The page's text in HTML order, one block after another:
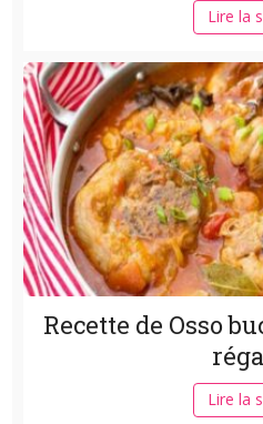
Lire la
Recette de Osso
Lire la